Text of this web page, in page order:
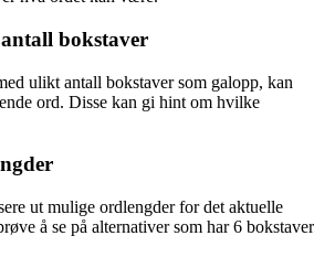
bokstaver
ulikt antall bokstaver som galopp, kan
ord. Disse kan gi hint om hvilke
ut mulige ordlengder for det aktuelle
å se på alternativer som har 6 bokstaver